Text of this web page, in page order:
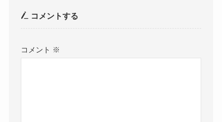
コメントする
コメント ※